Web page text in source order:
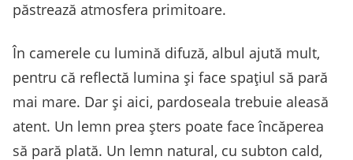
păstrează atmosfera primitoare.
În camerele cu lumină difuză, albul ajută mult,
pentru că reflectă lumina și face spațiul să pară
mai mare. Dar și aici, pardoseala trebuie aleasă
atent. Un lemn prea șters poate face încăperea
să pară plată. Un lemn natural, cu subton cald,